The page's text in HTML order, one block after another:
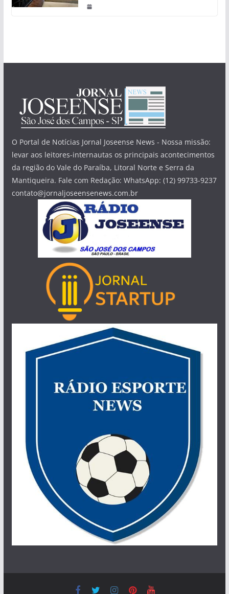
O Portal de Notícias Jornal Joseense News - Nossa missão:
levar aos leitores-internautas os principais acontecimentos
da região do Vale do Paraíba, Litoral Norte e Serra da
Mantiqueira. Fale com Redação: WhatsApp: (12) 99733-9237
contato@jornaljoseensenews.com.br